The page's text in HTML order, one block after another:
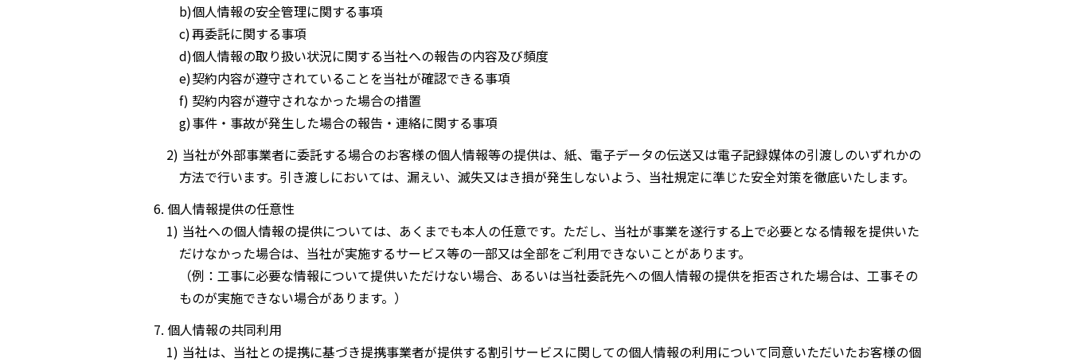
個人情報の安全管理に関する事項
再委託に関する事項
個人情報の取り扱い状況に関する当社への報告の内容及び頻度
契約内容が遵守されていることを当社が確認できる事項
契約内容が遵守されなかった場合の措置
事件・事故が発生した場合の報告・連絡に関する事項
当社が外部事業者に委託する場合のお客様の個人情報等の提供は、紙、電子データの伝送又は電子記録媒体の引渡しのいずれかの
方法で行います。引き渡しにおいては、漏えい、滅失又はき損が発生しないよう、当社規定に準じた安全対策を徹底いたします。
個人情報提供の任意性
当社への個人情報の提供については、あくまでも本人の任意です。ただし、当社が事業を遂行する上で必要となる情報を提供いた
だけなかった場合は、当社が実施するサービス等の一部又は全部をご利用できないことがあります。
（例：工事に必要な情報について提供いただけない場合、あるいは当社委託先への個人情報の提供を拒否された場合は、工事その
ものが実施できない場合があります。）
個人情報の共同利用
当社は、当社との提携に基づき提携事業者が提供する割引サービスに関しての個人情報の利用について同意いただいたお客様の個